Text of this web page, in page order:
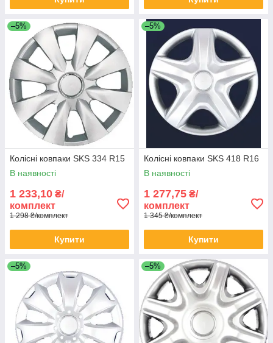
–5%
Колісні ковпаки SKS 334 R15
В наявності
1 233,10 ₴/
комплект
1 298 ₴/комплект
Купити
–5%
Колісні ковпаки SKS 418 R16
В наявності
1 277,75 ₴/
комплект
1 345 ₴/комплект
Купити
–5% –5%